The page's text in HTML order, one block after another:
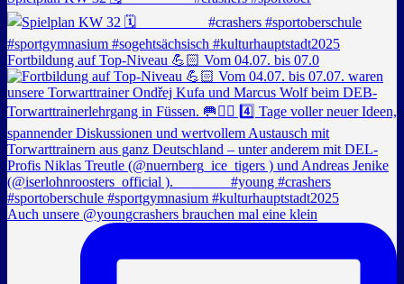
Fortbildung auf Top-Niveau 💪🏻 Vom 04.07. bis 07.0
Auch unsere @youngcrashers brauchen mal eine klein